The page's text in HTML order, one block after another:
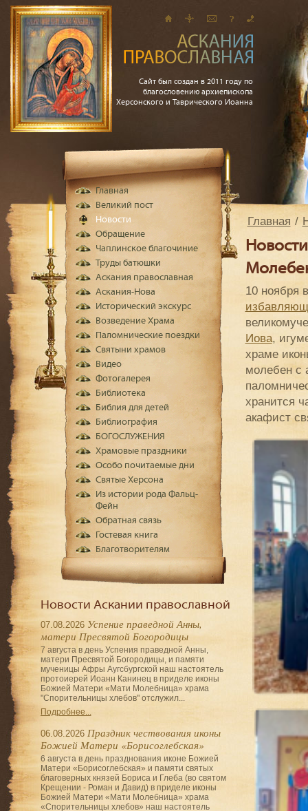
Сайт был создан в 2011 году по
благословению архиепископа
Херсонского и Таврического Иоанна
Главная
Новости
10 ноября
Иова,
храме
молебен с
хранится
акафист
Главная
Великий пост
Новости
Обращение
Чаплинское благочиние
Труды батюшки
Аскания православная
Аскания-Нова
Исторический экскурс
Возведение Храма
Паломнические поездки
Святыни храмов
Видео
Фотогалерея
Библиотека
Библия для детей
Библиография
БОГОСЛУЖЕНИЯ
Храмовые праздники
Особо почитаемые дни
Святые Херсона
Из истории рода Фальц-
Фейн
Обратная связь
Гостевая книга
Благотворителям
Новости Аскании православной
07.08.2026 Успение праведной Анны,
матери Пресвятой Богородицы
7 августа в день Успения праведной Анны,
матери Пресвятой Богородицы, и памяти
мученицы Афры Аугсбургской наш настоятель
протоиерей Иоанн Канинец в приделе иконы
Божией Матери «Мати Молебница» храма
"Спорительницы хлебов" отслужил...
Подробнее...
06.08.2026 Праздник чествования иконы
Божией Матери «Борисоглебская»
6 августа в день празднования иконе Божией
Матери «Борисоглебская» и памяти святых
благоверных князей Бориса и Глеба (во святом
Крещении - Роман и Давид) в приделе иконы
Божией Матери «Мати Молебница» храма
«Спорительницы хлебов» наш настоятель